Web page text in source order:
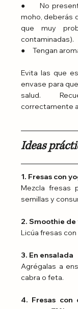
●     No
moho, deberás
que muy
contaminadas).
●     Tengan
Evita las que
envase para
salud.
correctamente
Ideas
1. Fresas con
Mezcla fresas
semillas y
2. Smoothie de
Licúa fresas
3. En ensalada
Agrégalas a
cabra o feta.
4. Fresas con